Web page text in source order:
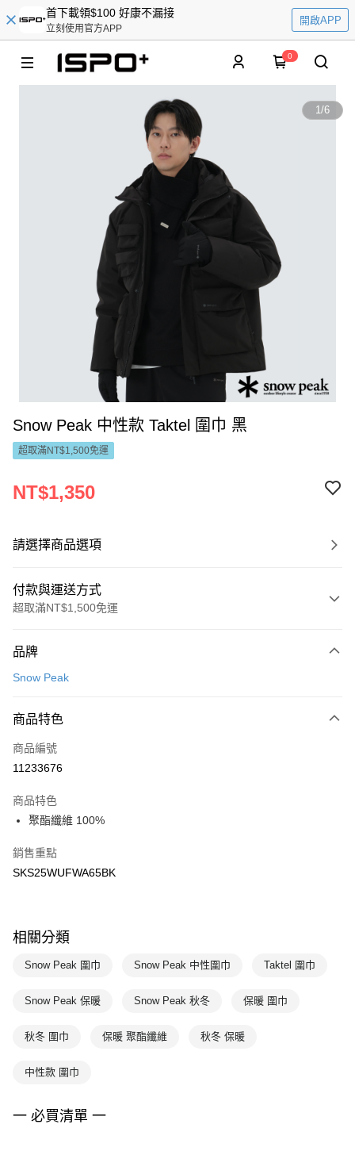
首下載領$100 好康不漏接
立刻使用官方APP
開啟APP
0
1/6
Snow Peak 中性款 Taktel 圍巾 黑
超取滿NT$1,500免運
NT$1,350
請選擇商品選項
付款與運送方式
超取滿NT$1,500免運
信用卡一次付款
Apple Pay
悠遊付
7-11取貨(快速到店)
品牌
Snow Peak
商品特色
商品編號
11233676
商品特色
聚酯纖維 100%
銷售重點
SKS25WUFWA65BK
相關分類
Snow Peak 圍巾 Snow Peak 中性圍巾 Taktel 圍巾
Snow Peak 保暖 Snow Peak 秋冬 保暖 圍巾
秋冬 圍巾 保暖 聚酯纖維 秋冬 保暖
中性款 圍巾
一 必買清單 一